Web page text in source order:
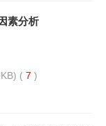
素分析
( 7 )